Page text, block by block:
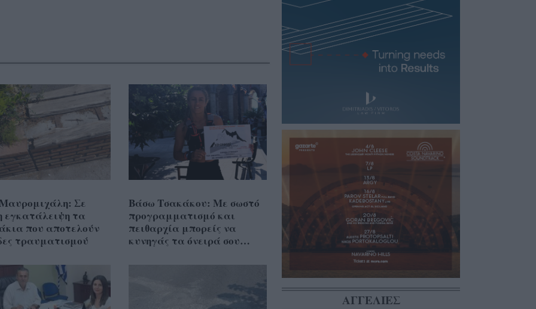
Σε
εγκατάλειψη τα
που αποτελούν
τραυματισμού
Βάσω Τσακάκου: Με σωστό
προγραμματισμό και
πειθαρχία μπορείς να
κυνηγάς τα όνειρά σου…
Ασπροχώματος
07/08/2026 15:15
Ολική καταστροφή μονοκατοικίας
στη Μ. Αλεξάνδρου από φωτιά
για μεταφορά του Κέντρου
Συμβουλευτικής…
στην Καλαμάτα
Στούπα: Έστειλε στον εαυτό του με
«κούριερ» σχεδόν μισό κιλό…
07/08/2026 10:58
Με «καλοκαιρινές μουσικοδρομίες»
συνεχίστηκε το 7ο Παιδικό
Πολιτιστικό Φεστιβάλ του…
07/08/2026 09:58
ΑΓΓΕΛΙΕΣ